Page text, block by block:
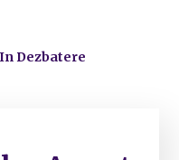
Dezbatere